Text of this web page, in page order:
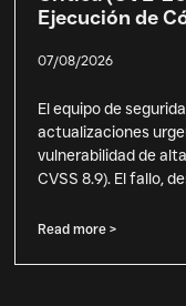
Ejecución de
07/08/2026
El equipo de
actualizaciones
vulnerabilidad de
CVSS 8.9). El fallo,
Read more >